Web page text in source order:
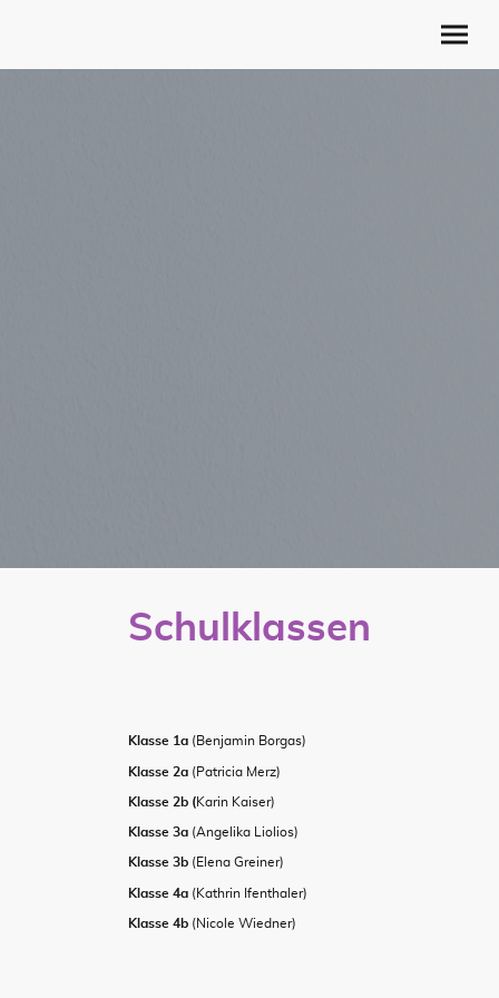
Schulklassen
Klasse 1a (Benjamin Borgas)
Klasse 2a (Patricia Merz)
Klasse 2b (Karin Kaiser)
Klasse 3a (Angelika Liolios)
Klasse 3b (Elena Greiner)
Klasse 4a (Kathrin Ifenthaler)
Klasse 4b (Nicole Wiedner)